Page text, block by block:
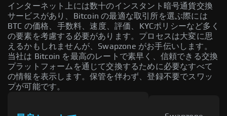
インターネット上には数十のインスタント暗号通貨交換
サービスがあり、Bitcoin の最適な取引所を選ぶ際には
BTC の価格、手数料、速度、評価、KYCポリシーなど多く
の要素を考慮する必要があります。プロセスは大変に思
えるかもしれませんが、Swapzone がお手伝いします。
当社は Bitcoin を最高のレートで素早く、信頼できる交換
プラットフォームを通じて交換するために必要なすべて
の情報を表示します。保管を伴わず、登録不要でスワッ
プが可能です。